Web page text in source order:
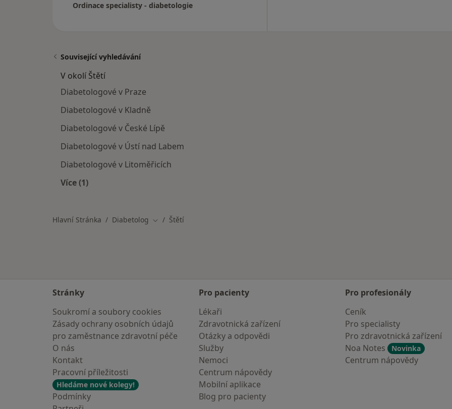
Ordinace specialisty - diabetologie
Související vyhledávání
V okolí Štětí
Diabetologové v Praze
Diabetologové v Kladně
Diabetologové v České Lípě
Diabetologové v Ústí nad Labem
Diabetologové v Litoměřicích
Více (1)
Hlavní Stránka Diabetolog Změna města
Štětí
Stránky
Soukromí a soubory cookies
Zásady ochrany osobních údajů
pro zaměstnance zdravotní péče
O nás
Kontakt
Pracovní příležitosti
Hledáme nové kolegy!
Podmínky
Pro pacienty
Lékaři
Zdravotnická zařízení
Otázky a odpovědi
Služby
Nemoci
Centrum nápovědy
Mobilní aplikace
Blog pro pacienty
Pro profesionály
Ceník
Pro specialisty
Pro zdravotnická zařízení
Noa Notes
Novinka
Centrum nápovědy